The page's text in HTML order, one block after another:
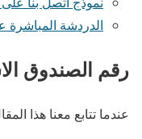
الدردشة المباشرة
رقم الصندوق
عندما تتابع معنا هذا